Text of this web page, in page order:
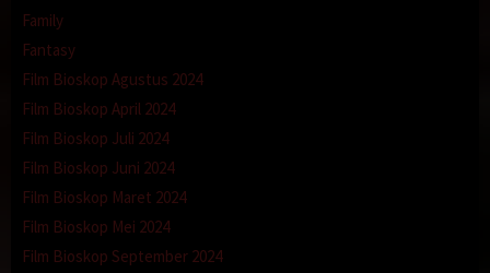
Family
Fantasy
Film Bioskop Agustus 2024
Film Bioskop April 2024
Film Bioskop Juli 2024
Film Bioskop Juni 2024
Film Bioskop Maret 2024
Film Bioskop Mei 2024
Film Bioskop September 2024